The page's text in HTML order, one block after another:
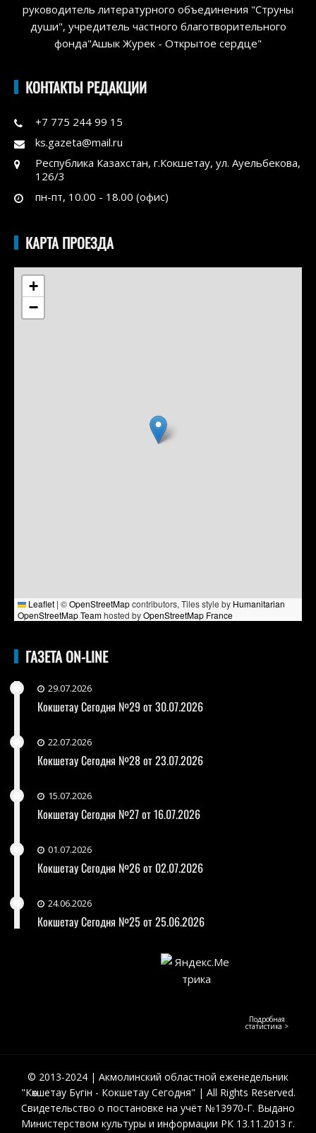
руководитель литературного объединения "Струны
души", учредитель частного благотворительного
фонда"Ашык Журек - Открытое сердце"
КОНТАКТЫ РЕДАКЦИИ
+7 775 244 99 15
ks.gazeta@mail.ru
Республика Казахстан, г.Кокшетау, ул. Ауельбекова,
126/3
пн-пт, 10.00 - 18.00 (офис)
КАРТА ПРОЕЗДА
+
−
Leaflet | ©OpenStreetMapcontributors, Tiles style by Humanitarian
OpenStreetMap Teamhosted byOpenStreetMap France
ГАЗЕТА ON-LINE
29.07.2026
Кокшетау Сегодня №29 от 30.07.2026
22.07.2026
Кокшетау Сегодня №28 от 23.07.2026
15.07.2026
Кокшетау Сегодня №27 от 16.07.2026
01.07.2026
Кокшетау Сегодня №26 от 02.07.2026
24.06.2026
Кокшетау Сегодня №25 от 25.06.2026
Подробная
статистика >
© 2013-2024 | Акмолинский областной еженедельник
"Көкшетау Бүгін - Кокшетау Сегодня" | All Rights Reserved.
Свидетельство о постановке на учёт №13970-Г. Выдано
Министерством культуры и информации РК 13.11.2013 г.